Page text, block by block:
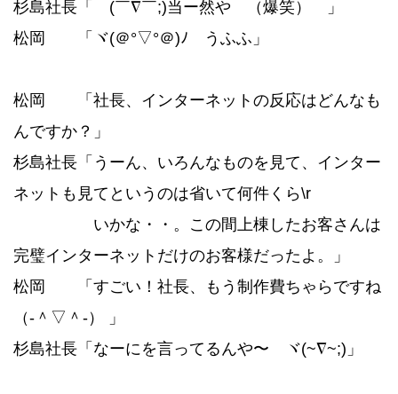
杉島社長「ゞ(￣∇￣;)当ー然や （爆笑） 」
松岡 「ヾ(＠°▽°＠)ﾉ うふふ」
松岡 「社長、インターネットの反応はどんなも
んですか？」
杉島社長「うーん、いろんなものを見て、インター
ネットも見てというのは省いて何件くら\r
いかな・・。この間上棟したお客さんは
完璧インターネットだけのお客様だったよ。」
松岡 「すごい！社長、もう制作費ちゃらですね
（‐＾▽＾‐） 」
杉島社長「なーにを言ってるんや〜 ヾ(~∇~;)」